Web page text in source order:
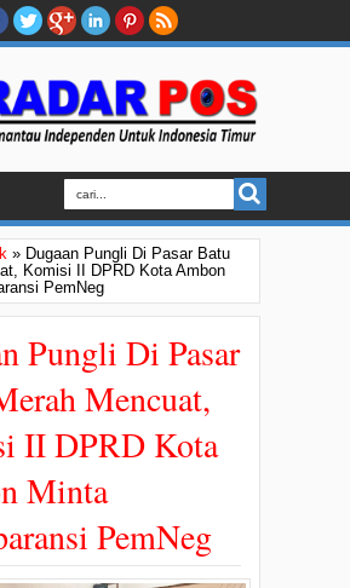
» Dugaan Pungli Di Pasar Batu
Komisi II DPRD Kota Ambon
PemNeg
Pungli Di Pasar
Mencuat,
II DPRD Kota
Minta
PemNeg